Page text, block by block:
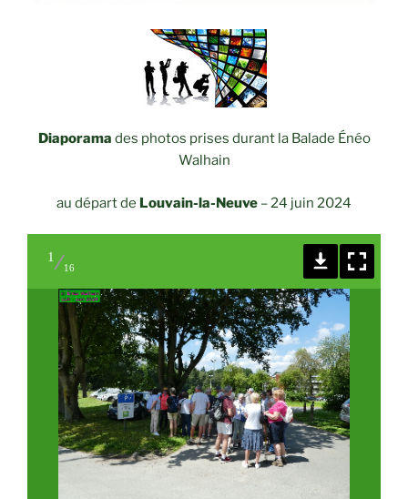
Diaporama des photos prises durant la Balade Énéo
Walhain
au départ de Louvain-la-Neuve – 24 juin 2024
1
16